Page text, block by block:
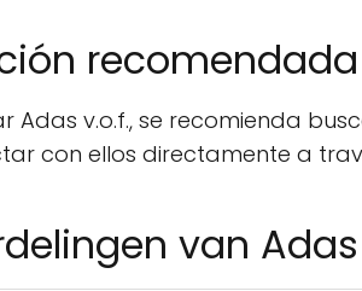
Adas v.o.f., se recomienda
con ellos directamente a
van Adas